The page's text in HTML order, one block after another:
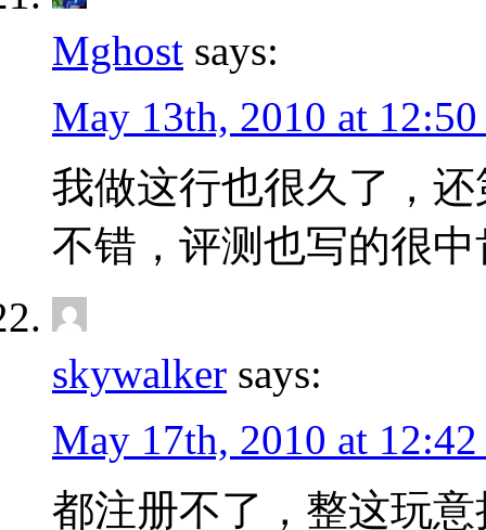
Mghost says:
May 13th, 2010 at 12:50
我做这行也很久了，
不错，评测也写的很
skywalker says:
May 17th, 2010 at 12:42
都注册不了，整这玩